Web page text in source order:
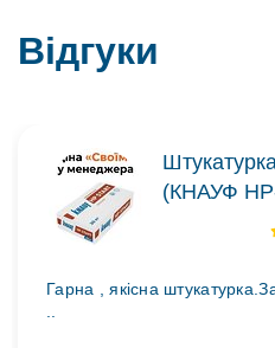
Відгуки
(КНАУФ НР-
Гарна , якісна
..